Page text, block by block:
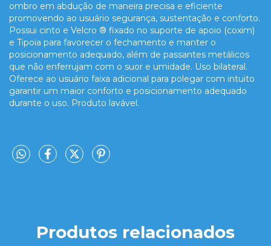
ombro em abdução de maneira precisa e eficiente
promovendo ao usuário segurança, sustentação e conforto.
Possui cinto e Velcro ® fixado no suporte de apoio (coxim)
e Tipoia para favorecer o fechamento e manter o
posicionamento adequado, além de passantes metálicos
que não enferrujam com o suor e umidade. Uso bilateral.
Oferece ao usuário faixa adicional para polegar com intuito
garantir um maior conforto e posicionamento adequado
durante o uso. Produto lavável.
Produtos relacionados